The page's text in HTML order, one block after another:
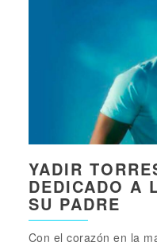
YADIR
DEDICADO A
SU PADRE
Con el corazón en la